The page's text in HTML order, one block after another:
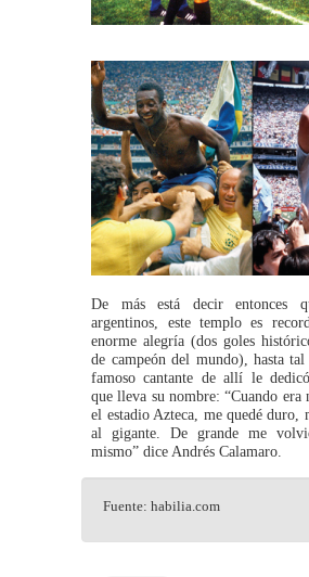
De más está decir entonces
argentinos, este templo es
enorme alegría (dos goles
de campeón del mundo), hasta
famoso cantante de allí le
que lleva su nombre: “Cuando
el estadio Azteca, me quedé duro,
al gigante. De grande me
mismo” dice Andrés Calamaro.
Fuente: habilia.com